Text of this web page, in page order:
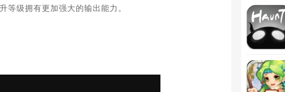
等级拥有更加强大的输出能力。